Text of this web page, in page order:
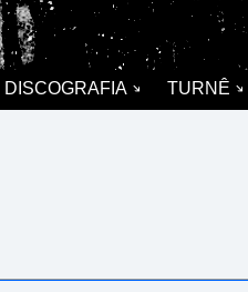
DISCOGRAFIA TURNÊ